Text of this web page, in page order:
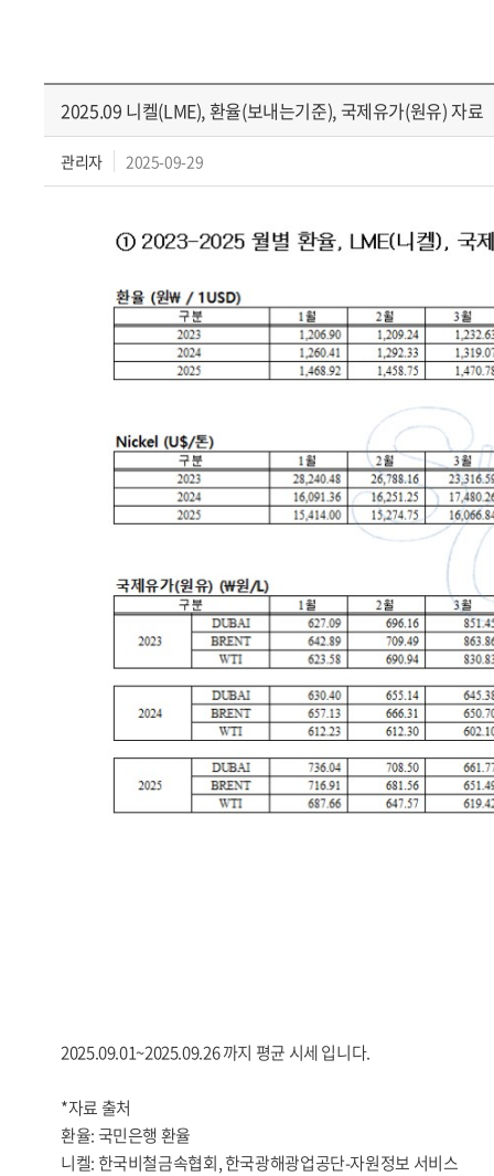
2025.09 니켈(LME), 환율(보내는기준), 국제유가(원유) 자료
관리자 2025-09-29
2025.09.01~2025.09.26 까지 평균 시세 입니다.
*자료 출처
환율:국민은행 환율
니켈: 한국비철금속협회,한국광해광업공단-자원정보 서비스